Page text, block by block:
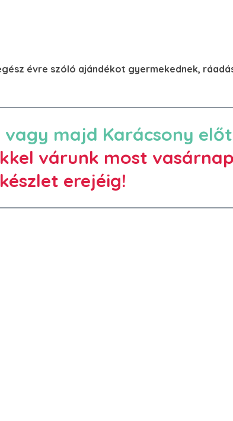
évre szóló ajándékot gyermekednek,
majd Karácsony
várunk most
erejéig!